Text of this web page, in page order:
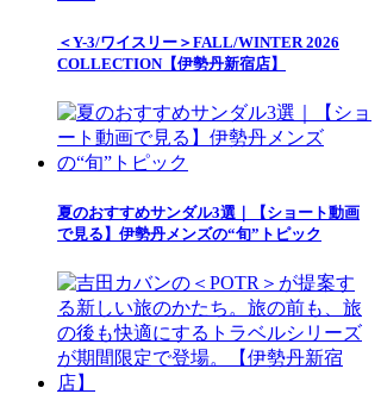
＜Y-3/ワイスリー＞FALL/WINTER 2026
COLLECTION【伊勢丹新宿店】
夏のおすすめサンダル3選｜【ショート動画
で見る】伊勢丹メンズの“旬”トピック